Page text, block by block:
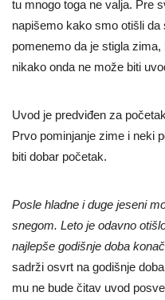
tu mnogo toga ne valja. Pre
napišemo kako smo otišli
pomenemo da je stigla
nikako onda ne može biti
Uvod je predviđen za
Prvo pominjanje zime i neki
biti dobar početak.
Posle hladne i duge jeseni
snegom. Leto je odavno
najlepše godišnje doba
sadrži osvrt na godišnje
mu ne bude čitav uvod